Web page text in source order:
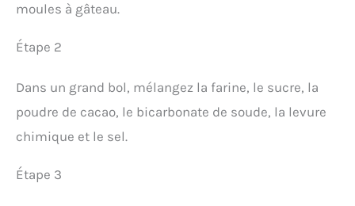
moules à gâteau.
Étape 2
Dans un grand bol, mélangez la farine, le sucre, la
poudre de cacao, le bicarbonate de soude, la levure
chimique et le sel.
Étape 3